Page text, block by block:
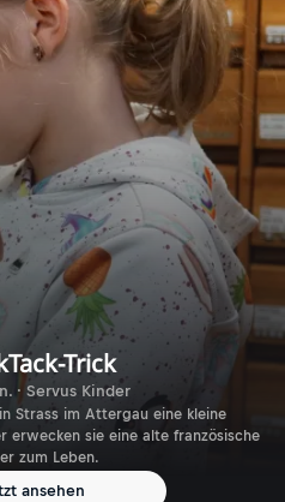
Trick
· Servus Kinder
Strass im Attergau eine kleine
erwecken sie eine alte französische
zum Leben.
ansehen